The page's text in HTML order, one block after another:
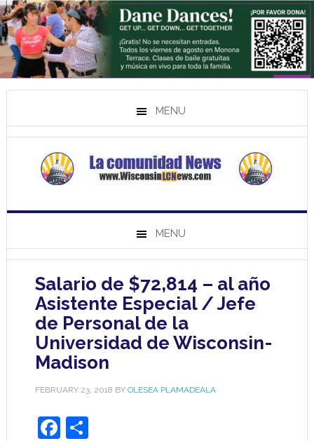
MENU
MENU
Salario de $72,814 – al año
Asistente Especial / Jefe
de Personal de la
Universidad de Wisconsin-
Madison
FEBRUARY 23, 2018 BY OLESEA PLAMADEALA
Facebook
Share